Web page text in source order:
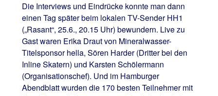
Die Interviews und Eindrücke konnte man dann
einen Tag später beim lokalen TV-Sender HH1
(„Rasant“, 25.6., 20.15 Uhr) bewundern. Live zu
Gast waren Erika Draut von Mineralwasser-
Titelsponsor hella, Sören Harder (Dritter bei den
Inline Skatern) und Karsten Schölermann
(Organisationschef). Und im Hamburger
Abendblatt wurden die 170 besten Teilnehmer mit